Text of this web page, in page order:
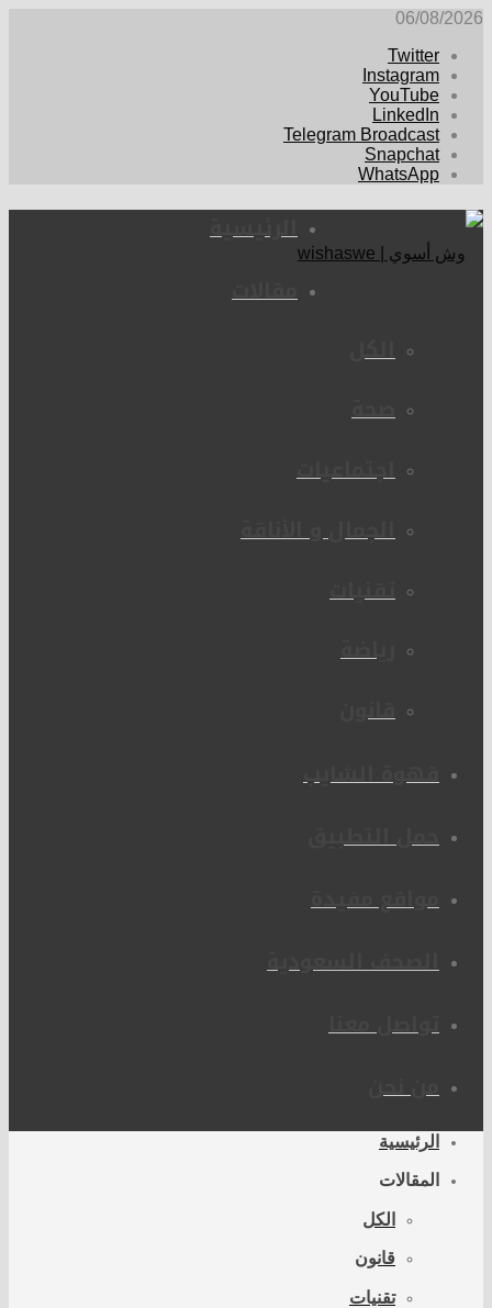
06/08/2026
Twitter
Instagram
YouTube
LinkedIn
Telegram Broadcast
Snapchat
WhatsApp
الرئيسية
مقالات
الكل
صحة
اجتماعيات
الجمال و الأناقة
تقنيات
رياضة
قانون
قهوة الشايب
حمل التطبيق
مواقع مفيدة
الصحف السعودية
تواصل معنا
من نحن
الرئيسية
المقالات
الكل
قانون
تقنيات